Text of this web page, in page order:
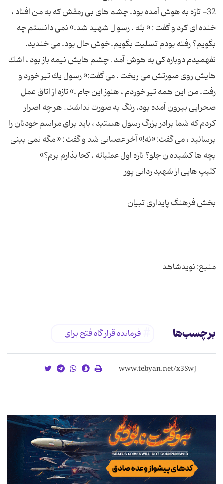
32- تازه به هوش آمده بود. چشم های بی رمقش كه به من افتاد ،
خنده ای كرد و گفت : « بله . رسو ل شهید شد.» نمی دانستم چه
بگویم؟ رفته بودم تسلیت بگویم. خوش حال بود. می خندید.
نفهمیدم دوباره كی به هوش آمد . چشم هایش نیمه باز بود ، اشك
هایش روی صورتش می ریخت . می گفت:« رسول یك تیر خورد و
رفت. من این همه تیر خوردم ، هنوز این جام .» تازه از اتاق عمل
صحرایی بیرون آمده بود. رنگ به صورت نداشت. هر چه اصرار
كردم كه شما برادر بزرگ رسول هستید ، باید برای مراسم خودتان را
برسانید ، می گفت: «نه!» آخر عصبانی شد و گفت : « مگه نمی بینی
برچسب‌ها فرمانده قرار گاه فتح برای